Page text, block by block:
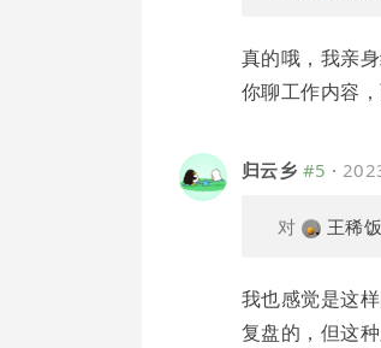
真的哦，我亲
你聊工作内容
归云乡 #5 ·
对 王稀饭
我也感觉是这
复盘的，但这